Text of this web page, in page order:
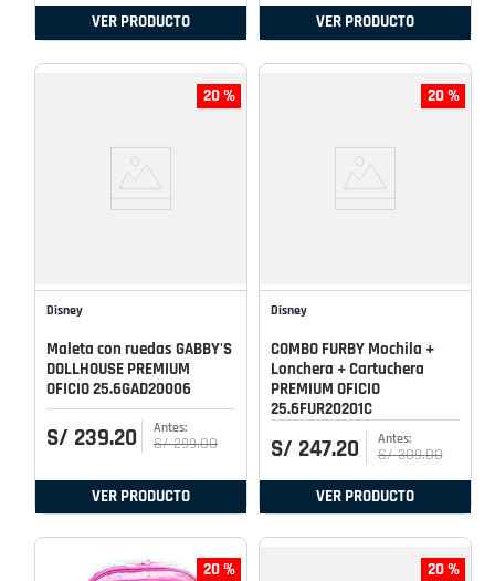
VER PRODUCTO VER PRODUCTO
20 %
Disney
Maleta con ruedas GABBY'S
DOLLHOUSE PREMIUM
OFICIO 25.6GAD20006
S/ 239.20 S/ 299.00
VER PRODUCTO
20 %
Disney
COMBO FURBY Mochila +
Lonchera + Cartuchera
PREMIUM OFICIO
25.6FUR20201C
S/ 247.20 S/ 309.00
VER PRODUCTO
20 % 20 %